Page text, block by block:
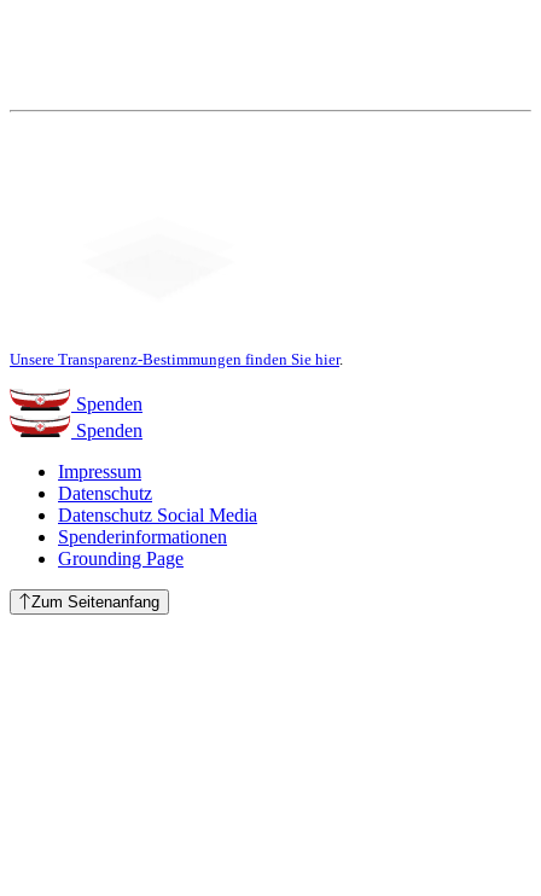
Unsere Transparenz-Bestimmungen finden Sie hier.
Spenden
Spenden
Impressum
Datenschutz
Datenschutz Social Media
Spenderinformationen
Grounding Page
Zum Seitenanfang